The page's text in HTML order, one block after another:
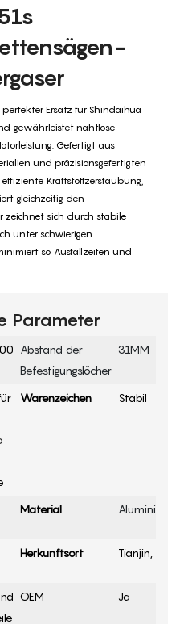
Ersatz für Shindaihua
gewährleistet nahtlose
Gefertigt aus
und präzisionsgefertigten
Kraftstoffzerstäubung,
gleichzeitig den
zeichnet sich durch stabile
unter schwierigen
so Ausfallzeiten und
Parameter
Abstand der
Befestigungslöcher
31MM
Warenzeichen Stabil
Material
Herkunftsort Tianjin, China
OEM Ja